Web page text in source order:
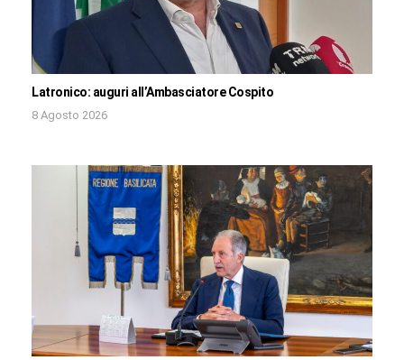
Latronico: auguri all’Ambasciatore Cospito
8 Agosto 2026